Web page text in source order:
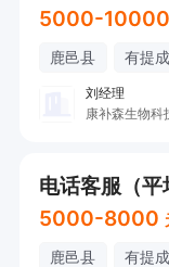
5000-10000
鹿邑县 有提成
刘经理
康补森生物科
5000-8000
鹿邑县 有提成